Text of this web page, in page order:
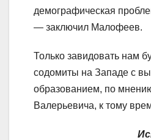
демографическая
— заключил Малофеев.
Только завидовать нам
содомиты на Западе с
образованием, по
Валерьевича, к тому